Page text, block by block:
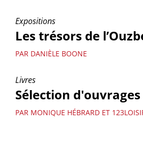
Expositions
Les trésors de
PAR DANIÈLE BOONE
Livres
Sélection d'ouvrages
PAR MONIQUE HÉBRARD ET